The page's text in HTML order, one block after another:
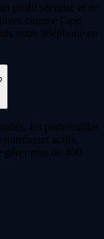
profil sécurisé et de
comme l'app
votre téléphone en
les portefeuilles
actifs.
gérer plus de 400